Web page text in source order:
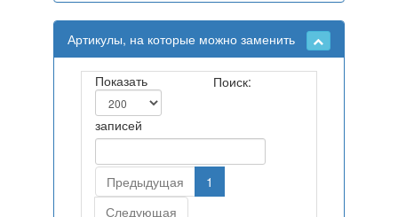
Артикулы, на которые можно заменить
Показать
записей
Поиск:
Предыдущая
1
Следующая